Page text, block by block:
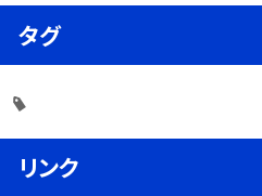
タグ
リンク